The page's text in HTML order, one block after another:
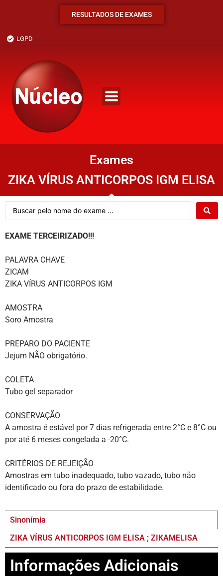
RESULTADOS DE EXAMES
LGPD
Exames
ZIKA VÍRUS ANTICORPOS IGM ELISA
EXAME TERCEIRIZADO!!!
PALAVRA CHAVE
ZICAM
ZIKA VÍRUS ANTICORPOS IGM
AMOSTRA
Soro Amostra
PREPARO DO PACIENTE
Jejum NÃO obrigatório.
COLETA
Tubo gel separador
CONSERVAÇÃO
A amostra é estável por 7 dias refrigerada entre 2°C e 8°C ou
por até 6 meses congelada a -20°C.
CRITÉRIOS DE REJEIÇÃO
Amostras em tubo inadequado, tubo vazado, tubo não
identificado ou fora do prazo de estabilidade.
Sinonímia
ZIKA VÍRUS ANTICORPOS IGM ELISA ; ZIKAMELISA
Informações Adicionais